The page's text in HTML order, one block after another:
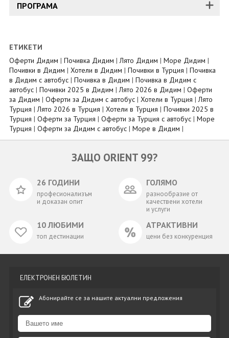
ПРОГРАМА
ЕТИКЕТИ
Оферти Дидим | Почивка Дидим | Лято Дидим | Море Дидим |
Почивки в Дидим | Хотели в Дидим | Почивки в Турция | Почивка
в Дидим с автобус | Почивка в Дидим | Почивка в Дидим с
автобус | Почивки 2025 в Дидим | Лято 2026 в Дидим | Оферти
за Дидим | Оферти за Дидим с автобус | Хотели в Турция | Лято
Турция | Лято 2026 в Турция | Хотели в Турция | Почивки 2025 в
Турция | Оферти за Турция | Оферти за Турция с автобус | Море
Турция | Оферти за Дидим с автобус | Море в Дидим |
ЗАЩО ORIENT 99?
26 ГОДИНИ
професионализъм
и доказан опит
ГОЛЯМО
разнообразие от
качествени хотели
и услуги
10 ЛЮБИМИ
топ дестинации
АТРАКТИВНИ
цени без конкуренция
ЕЛЕКТРОНЕН БЮЛЕТИН
Абонирайте се за нашите актуални предложения